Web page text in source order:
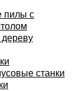
пилы с
станки